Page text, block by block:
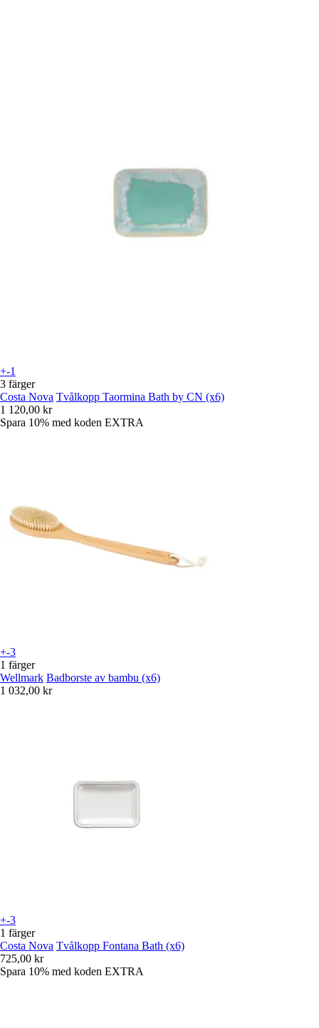
+-1
3 färger
Costa Nova Tvålkopp Taormina Bath by CN (x6)
1 120,00 kr
Spara 10% med koden EXTRA
+-3
1 färger
Wellmark Badborste av bambu (x6)
1 032,00 kr
+-3
1 färger
Costa Nova Tvålkopp Fontana Bath (x6)
725,00 kr
Spara 10% med koden EXTRA